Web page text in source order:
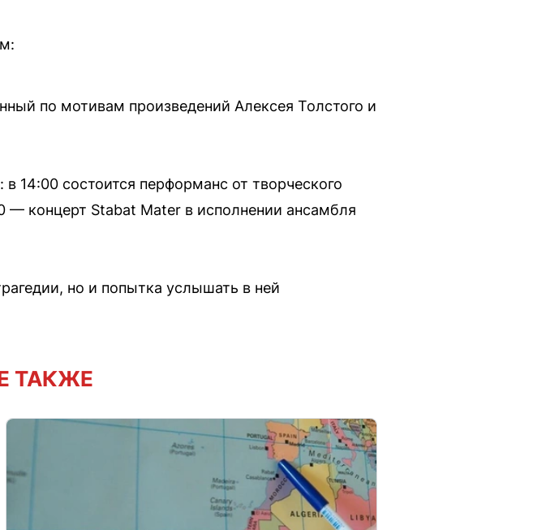
по мотивам произведений Алексея Толстого и
14:00 состоится перформанс от творческого
— концерт Stabat Mater в исполнении ансамбля
но и попытка услышать в ней
ТАКЖЕ